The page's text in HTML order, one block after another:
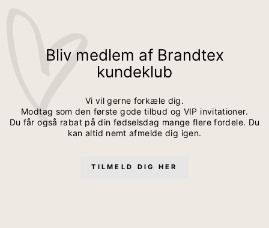
Bliv medlem af Brandtex
kundeklub
Vi vil gerne forkæle dig.
Modtag som den første gode tilbud og VIP invitationer.
Du får også rabat på din fødselsdag mange flere fordele. Du
kan altid nemt afmelde dig igen.
TILMELD DIG HER